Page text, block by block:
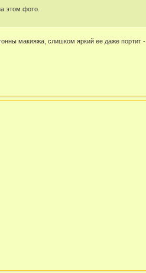
этом фото.
макияжа, слишком яркий ее даже